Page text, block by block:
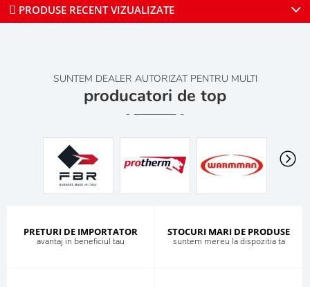
PRODUSE RECENT VIZUALIZATE
SUNTEM DEALER AUTORIZAT PENTRU MULTI
producatori de top
PRETURI DE IMPORTATOR
avantaj in beneficiul tau
STOCURI MARI DE PRODUSE
suntem mereu la dispozitia ta